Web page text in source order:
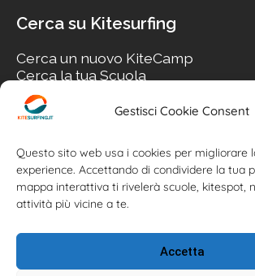
Gestisci Cookie Consent
Questo sito web usa i cookies per migliorare
experience. Accettando di condividere la tua
mappa interattiva ti rivelerà scuole, kitespot,
attività più vicine a te.
Accetta
Cerca su Kitesurfing
Cerca un nuovo KiteCamp
Cerca la tua Scuola
Cerca il tuo KiteSpot
Cerca Accommodation